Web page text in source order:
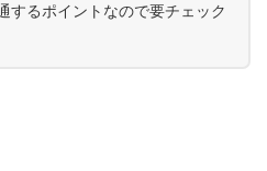
するポイントなので要チェック